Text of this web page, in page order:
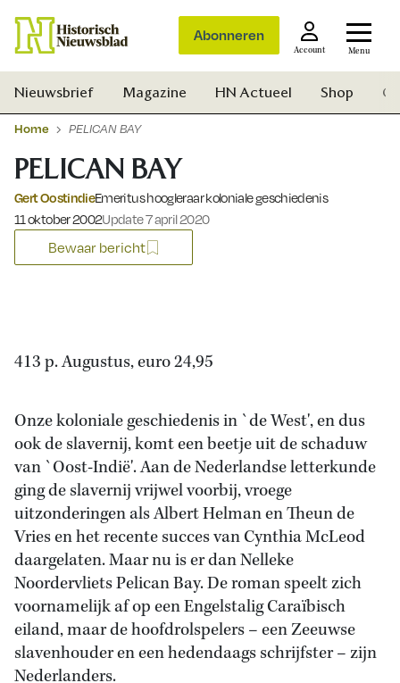
Abonneren
Account Menu
Nieuwsbrief Magazine HN Actueel Shop
Home PELICAN BAY
PELICAN BAY
Gert OostindieEmeritus hoogleraar koloniale geschiedenis
Gepubliceerd op:
11 oktober 2002Update 7 april 2020
Bewaar bericht
413 p. Augustus, euro 24,95
Onze koloniale geschiedenis in `de West', en dus
ook de slavernij, komt een beetje uit de schaduw
van `Oost-Indië'. Aan de Nederlandse letterkunde
ging de slavernij vrijwel voorbij, vroege
uitzonderingen als Albert Helman en Theun de
Vries en het recente succes van Cynthia McLeod
daargelaten. Maar nu is er dan Nelleke
Noordervliets Pelican Bay. De roman speelt zich
voornamelijk af op een Engelstalig Caraïbisch
eiland, maar de hoofdrolspelers – een Zeeuwse
slavenhouder en een hedendaags schrijfster – zijn
Nederlanders.